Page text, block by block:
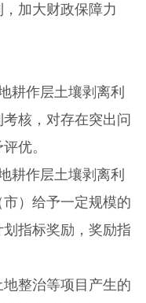
加大财政保障力
耕作层土壤剥离利
核，对存在突出问
优。
耕作层土壤剥离利
）给予一定规模的
指标奖励，奖励指
整治等项目产生的